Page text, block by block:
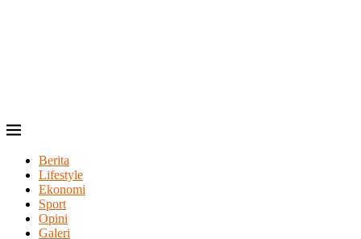
Berita
Lifestyle
Ekonomi
Sport
Opini
Galeri